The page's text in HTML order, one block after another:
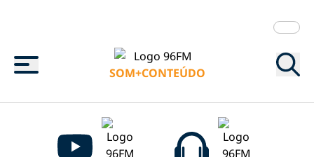
Menu
SOM+CONTEÚDO